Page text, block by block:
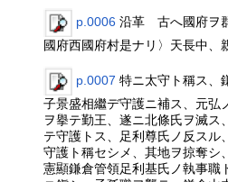
p.0006 沿革 古へ國府ヲ
國府西國府村是ナリ〉天長中、
p.0007 特ニ太守ト稱ス、
子景盛相繼デ守護ニ補ス、元弘
ヲ擧テ勤王、遂ニ北條氏ヲ滅ス
テ守護トス、足利尊氏ノ反スル
守護ト稱セシメ、其地ヲ掠奪シ
憲顯鎌倉管領足利基氏ノ執事職